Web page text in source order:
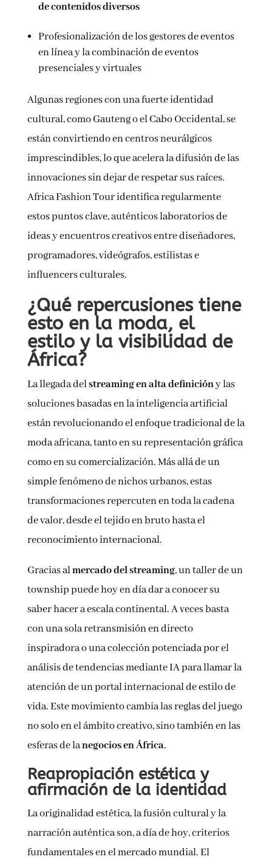
de contenidos diversos
Profesionalización de los gestores de eventos
en línea y la combinación de eventos
presenciales y virtuales
Algunas regiones con una fuerte identidad
cultural, como Gauteng o el Cabo Occidental, se
están convirtiendo en centros neurálgicos
imprescindibles, lo que acelera la difusión de las
innovaciones sin dejar de respetar sus raíces.
Africa Fashion Tour identifica regularmente
estos puntos clave, auténticos laboratorios de
ideas y encuentros creativos entre diseñadores,
programadores, videógrafos, estilistas e
influencers culturales.
¿Qué repercusiones tiene
esto en la moda, el
estilo y la visibilidad de
África?
La llegada delstreaming en alta definicióny las
soluciones basadas en la inteligencia artificial
están revolucionando el enfoque tradicional de la
moda africana, tanto en su representación gráfica
como en su comercialización. Más allá de un
simple fenómeno de nichos urbanos, estas
transformaciones repercuten en toda la cadena
de valor, desde el tejido en bruto hasta el
reconocimiento internacional.
Gracias almercado del streaming, un taller de un
township puede hoy en día dar a conocer su
saber hacer a escala continental. A veces basta
con una sola retransmisión en directo
inspiradora o una colección potenciada por el
análisis de tendencias mediante IA para llamar la
atención de un portal internacional de estilo de
vida. Este movimiento cambia las reglas del juego
no solo en el ámbito creativo, sino también en las
esferas de lanegocios en África.
Reapropiación estética y
afirmación de la identidad
La originalidad estética, la fusión cultural y la
narración auténtica son, a día de hoy, criterios
fundamentales en el mercado mundial. El